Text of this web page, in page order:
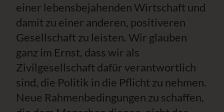
einer lebensbejahenden Wirtschaft und
damit zu einer anderen, positiveren
Gesellschaft zu leisten. Wir glauben
ganz im Ernst, dass wir als
Zivilgesellschaft dafür verantwortlich
sind, die Politik in die Pflicht zu nehmen.
Neue Rahmenbedingungen zu schaffen,